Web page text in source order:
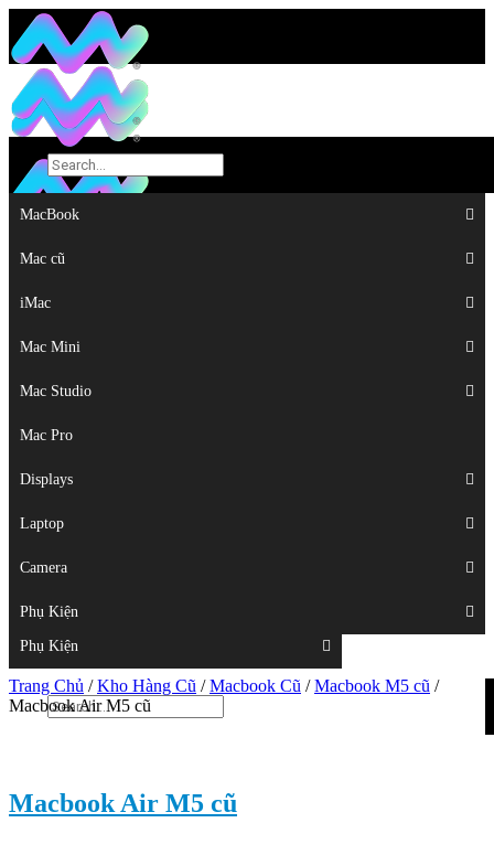
MacBook
Mac cũ
iMac
Mac Mini
Mac Studio
Mac Pro
Displays
Laptop
Camera
Phụ Kiện
MacBook
Mac cũ
iMac
Mac Mini
Mac Studio
Mac Pro
Displays
Laptop
Camera
Phụ Kiện
Top
Trang Chủ /Kho Hàng Cũ /Macbook Cũ /Macbook M5 cũ /
Macbook Air M5 cũ
Macbook Air M5 cũ